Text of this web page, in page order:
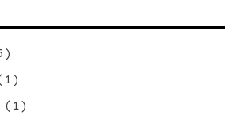
(1)